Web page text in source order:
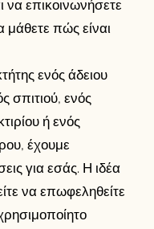
να επικοινωνήσετε
μάθετε πώς είναι
ενός άδειου
σπιτιού, ενός
ή ενός
έχουμε
για εσάς. Η ιδέα
να επωφεληθείτε